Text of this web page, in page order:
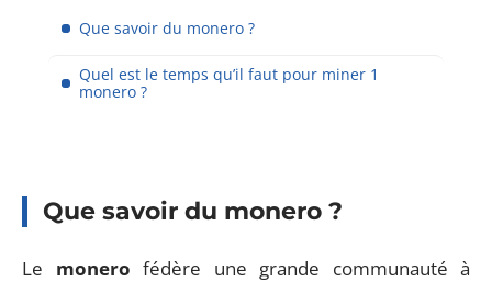
Que savoir du monero ?
Quel est le temps qu’il faut pour miner 1
monero ?
Que savoir du monero ?
Le monero fédère une grande communauté à